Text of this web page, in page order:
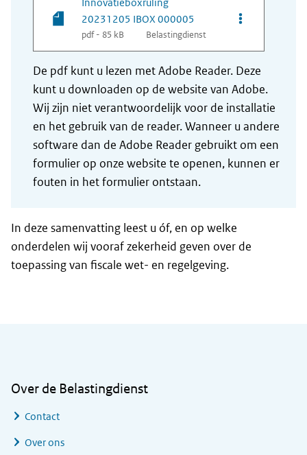
20231205 IBOX 000005
pdf - 85 kB Belastingdienst
Opties van
De pdf kunt u lezen met Adobe Reader. Deze
kunt u downloaden op de website van Adobe.
Wij zijn niet verantwoordelijk voor de installatie
en het gebruik van de reader. Wanneer u andere
software dan de Adobe Reader gebruikt om een
formulier op onze website te openen, kunnen er
fouten in het formulier ontstaan.
In deze samenvatting leest u óf, en op welke
onderdelen wij vooraf zekerheid geven over de
toepassing van fiscale wet- en regelgeving.
Over de Belastingdienst
Contact
Over ons